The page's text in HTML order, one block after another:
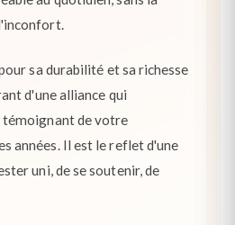
sa durabilité et sa richesse
d'une alliance qui
de votre
années. Il est le reflet d'une
uni, de se soutenir, de